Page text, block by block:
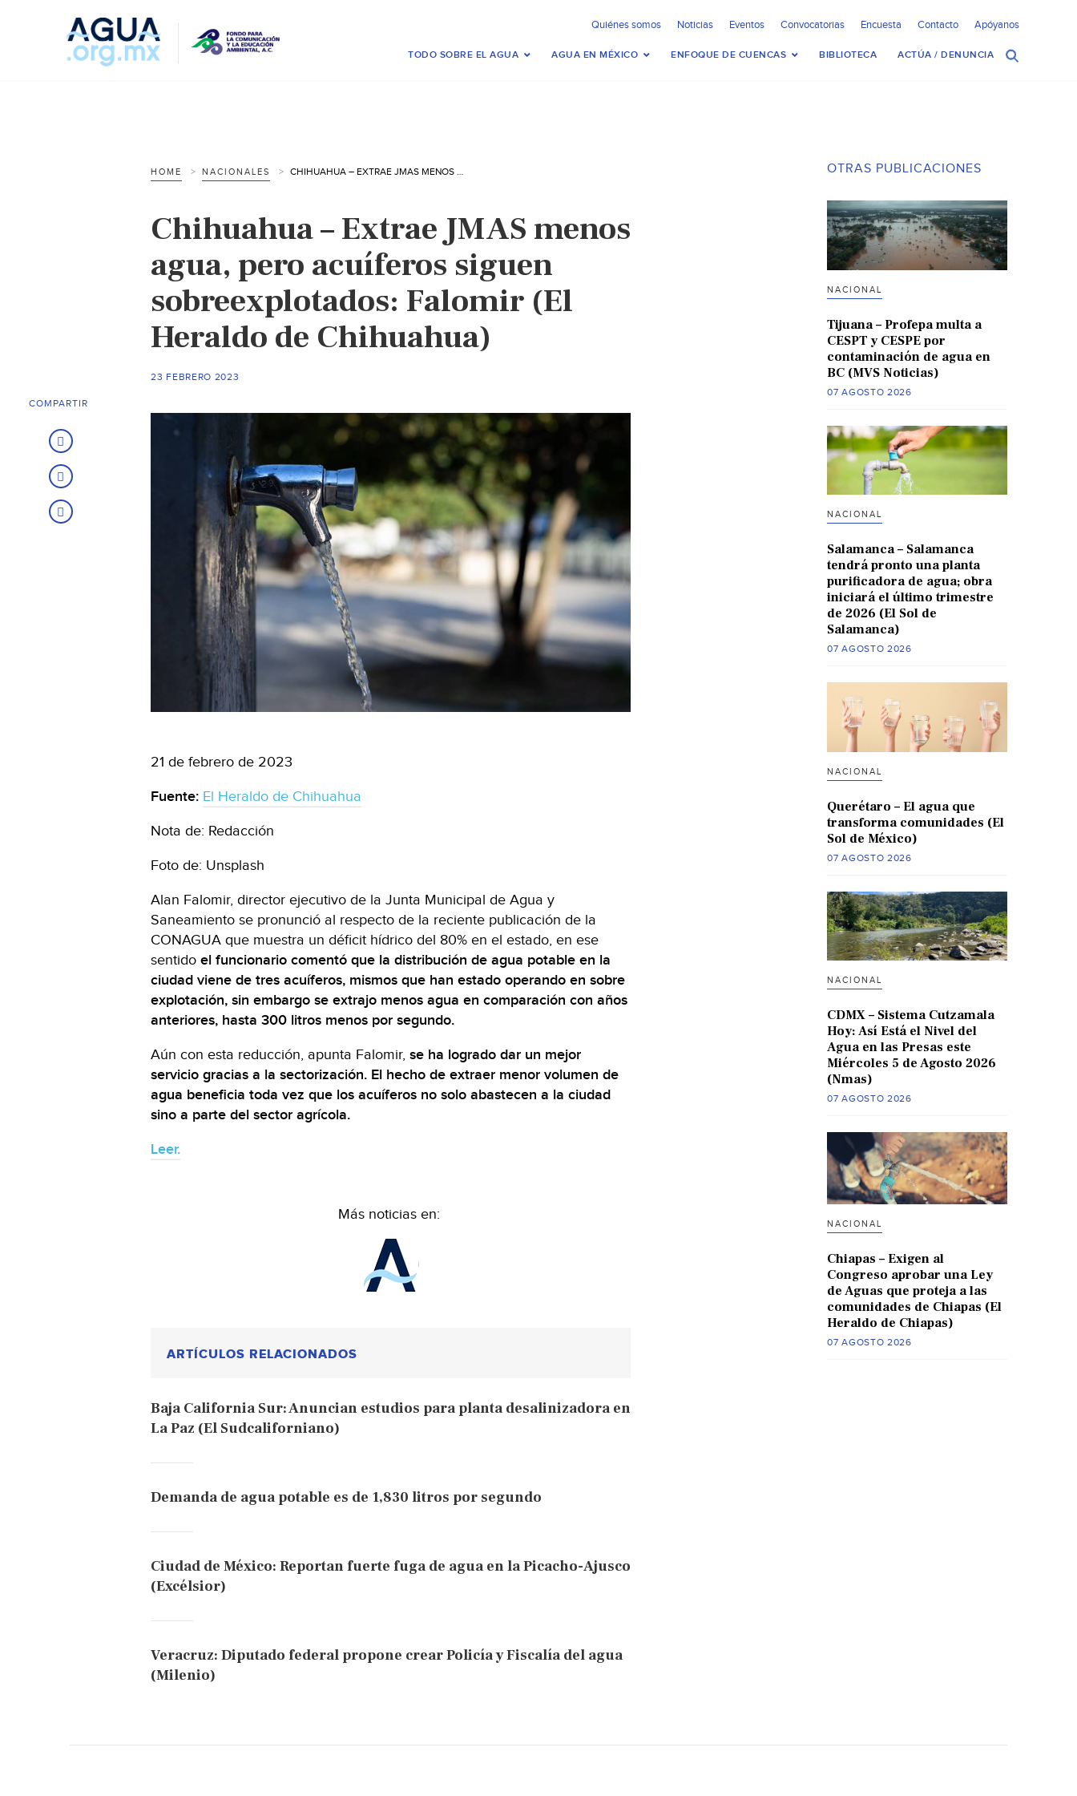
Quiénes somos Noticias Eventos Convocatorias Encuesta Contacto Apóyanos
TODO SOBRE EL AGUA AGUA EN MÉXICO ENFOQUE DE CUENCAS BIBLIOTECA ACTÚA / DENUNCIA
HOME NACIONALES CHIHUAHUA – EXTRAE JMAS MENOS AGUA, PERO ACUÍFEROS SIGUEN SOBREEXPLOTADOS: FALOMIR (EL HERALDO DE CHIHUAHUA)
Chihuahua – Extrae JMAS menos
agua, pero acuíferos siguen
sobreexplotados: Falomir (El
Heraldo de Chihuahua)
23 FEBRERO 2023
21 de febrero de 2023
Fuente: El Heraldo de Chihuahua
Nota de: Redacción
Foto de: Unsplash
Alan Falomir, director ejecutivo de la Junta Municipal de Agua y
Saneamiento se pronunció al respecto de la reciente publicación de la
CONAGUA que muestra un déficit hídrico del 80% en el estado, en ese
sentido el funcionario comentó que la distribución de agua potable en la
ciudad viene de tres acuíferos, mismos que han estado operando en sobre
explotación, sin embargo se extrajo menos agua en comparación con años
anteriores, hasta 300 litros menos por segundo.
Aún con esta reducción, apunta Falomir, se ha logrado dar un mejor
servicio gracias a la sectorización. El hecho de extraer menor volumen de
agua beneficia toda vez que los acuíferos no solo abastecen a la ciudad
sino a parte del sector agrícola.
Leer.
Más noticias en:
ARTÍCULOS RELACIONADOS
Baja California Sur: Anuncian estudios para planta desalinizadora en
La Paz (El Sudcaliforniano)
Demanda de agua potable es de 1,830 litros por segundo
Ciudad de México: Reportan fuerte fuga de agua en la Picacho-Ajusco
(Excélsior)
Veracruz: Diputado federal propone crear Policía y Fiscalía del agua
(Milenio)
COMPARTIR
OTRAS PUBLICACIONES
NACIONAL
Tijuana – Profepa multa a
CESPT y CESPE por
contaminación de agua en
BC (MVS Noticias)
07 AGOSTO 2026
NACIONAL
Salamanca – Salamanca
tendrá pronto una planta
purificadora de agua; obra
iniciará el último trimestre
de 2026 (El Sol de
Salamanca)
07 AGOSTO 2026
NACIONAL
Querétaro – El agua que
transforma comunidades (El
Sol de México)
07 AGOSTO 2026
NACIONAL
CDMX – Sistema Cutzamala
Hoy: Así Está el Nivel del
Agua en las Presas este
Miércoles 5 de Agosto 2026
(Nmas)
07 AGOSTO 2026
NACIONAL
Chiapas – Exigen al
Congreso aprobar una Ley
de Aguas que proteja a las
comunidades de Chiapas (El
Heraldo de Chiapas)
07 AGOSTO 2026